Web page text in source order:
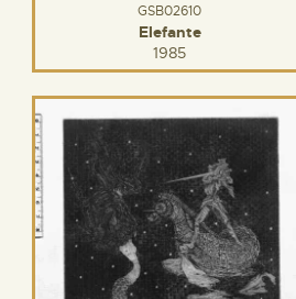
GSB02610
Elefante
1985